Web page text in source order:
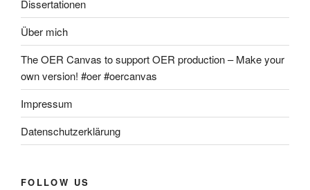
Dissertationen
Über mich
The OER Canvas to support OER production – Make your
own version! #oer #oercanvas
Impressum
Datenschutzerklärung
FOLLOW US